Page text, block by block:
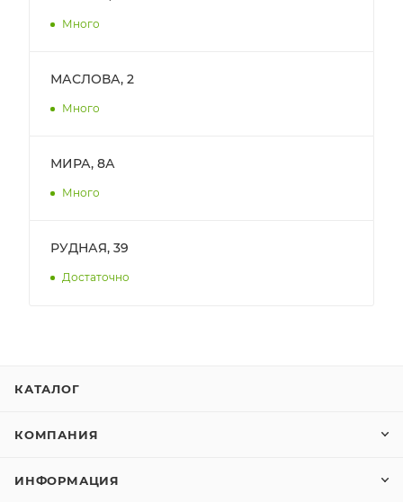
Много
МАСЛОВА, 2
Много
МИРА, 8А
Много
РУДНАЯ, 39
Достаточно
КАТАЛОГ
КОМПАНИЯ
ИНФОРМАЦИЯ